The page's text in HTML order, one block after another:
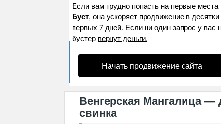
Если вам трудно попасть на первые
Буст, она ускоряет продвижение в
первых 7 дней. Если ни один запрос у вас
бустер вернут деньги.
Начать продвижение сайта
Венгерская Мангалица
свинка